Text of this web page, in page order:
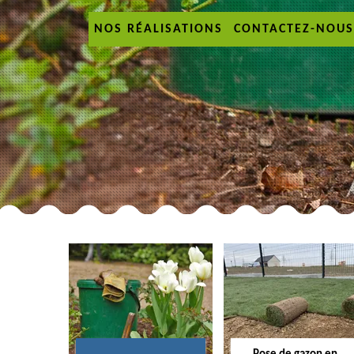
NOS RÉALISATIONS CONTACTEZ-